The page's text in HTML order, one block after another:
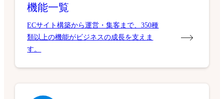
機能一覧
ECサイト構築から運営・集客まで、350種
類以上の機能がビジネスの成長を支えま
す。